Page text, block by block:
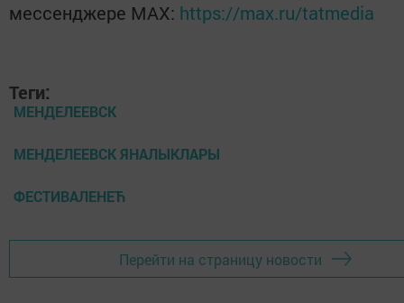
мессенджере MАХ: https://max.ru/tatmedia
Теги:
МЕНДЕЛЕЕВСК
МЕНДЕЛЕЕВСК ЯНАЛЫКЛАРЫ
ФЕСТИВАЛЕНЕЋ
Перейти на страницу новости